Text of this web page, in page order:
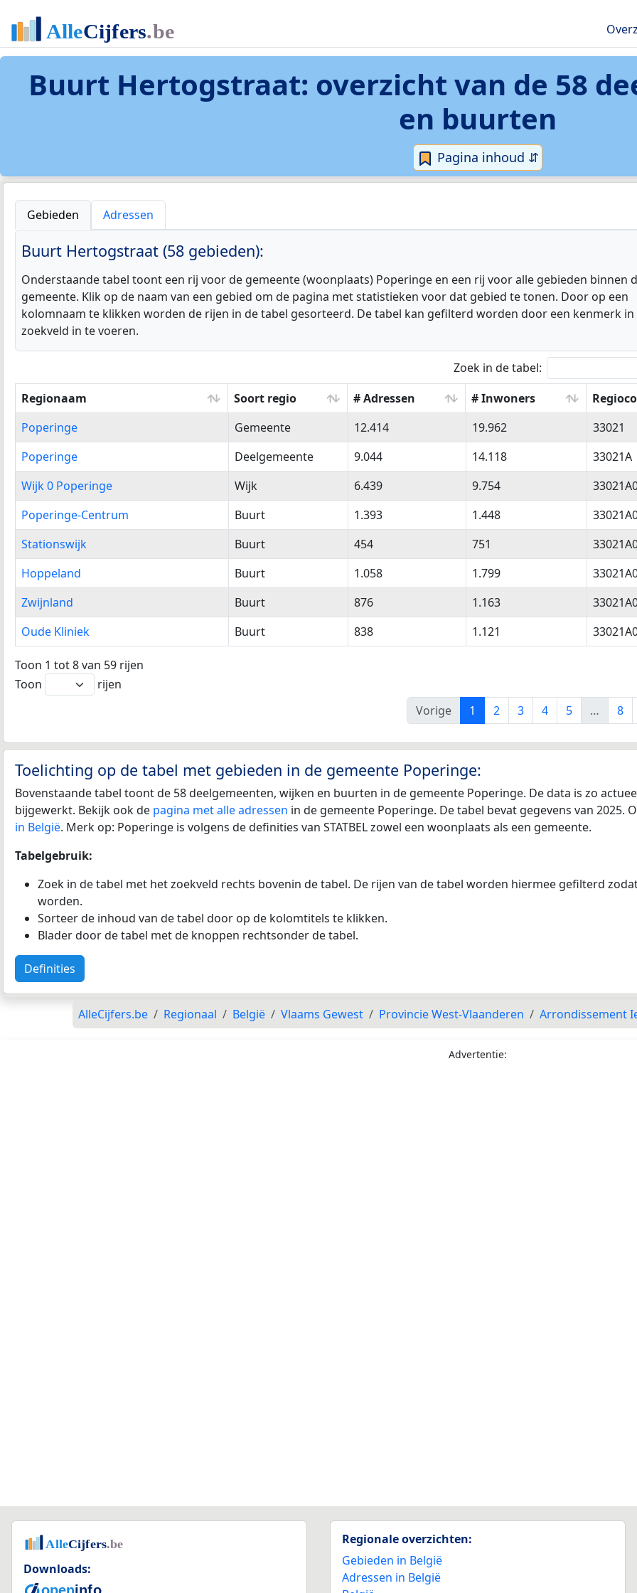
Buurt Hertogstraat: overzicht van de 58
en buurten
Pagina inhoud ⇵
Gebieden Adressen
Buurt Hertogstraat (58 gebieden):
Onderstaande tabel toont een rij voor de gemeente (woonplaats) Poperinge en een rij voor alle gebieden binnen
gemeente. Klik op de naam van een gebied om de pagina met statistieken voor dat gebied te tonen. Door op een
kolomnaam te klikken worden de rijen in de tabel gesorteerd. De tabel kan gefilterd worden door een kenmerk
zoekveld in te voeren.
Zoek in de tabel:
Regionaam
Soort regio # Adressen # Inwoners
Regionaam
Soort regio # Adressen # Inwoners
Poperinge Gemeente 12.414 19.962
33021
Poperinge
Deelgemeente 9.044 14.118
33021A
Wijk 0 Poperinge
Wijk 6.439 9.754
Poperinge-Centrum
Buurt 1.393 1.448
Stationswijk
Buurt 454 751
Hoppeland
Buurt 1.058 1.799
Zwijnland
Buurt 876 1.163
Oude Kliniek
Buurt 838 1.121
Toon 1 tot 8 van 59 rijen
Toon
rijen
Vorige
1 2 3 4 5 … 8
Toelichting op de tabel met gebieden in de gemeente Poperinge:
Bovenstaande tabel toont de 58 deelgemeenten, wijken en buurten in de gemeente Poperinge. De data is zo
bijgewerkt. Bekijk ook de pagina met alle adressen in de gemeente Poperinge. De tabel bevat gegevens van 2025.
in België. Merk op: Poperinge is volgens de definities van STATBEL zowel een woonplaats als een gemeente.
Tabelgebruik:
Zoek in de tabel met het zoekveld rechts bovenin de tabel. De rijen van de tabel worden hiermee gefilterd
worden.
Sorteer de inhoud van de tabel door op de kolomtitels te klikken.
Blader door de tabel met de knoppen rechtsonder de tabel.
Definities
AlleCijfers.be Regionaal België Vlaams Gewest Provincie West-Vlaanderen Arrondissement
Advertentie:
Downloads:
Regionale overzichten:
Gebieden in België
Adressen in België